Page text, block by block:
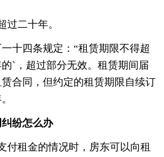
过二十年。
一十四条规定：“租赁期限不得超
`，超过部分无效。租赁期间届
合同，但约定的租赁期限自续订
纷怎么办
付租金的情况时，房东可以向租